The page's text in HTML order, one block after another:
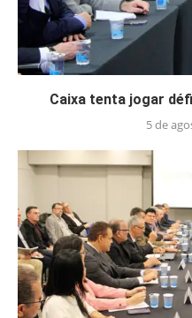
Caixa tenta jogar
5 de